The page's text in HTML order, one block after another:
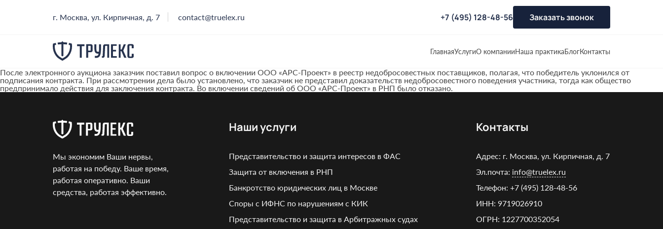
г. Москва, ул. Кирпичная, д. 7 contact@truelex.ru +7 (495) 128-48-56 Заказать звонок
ГлавнаяУслугиО компанииНаша практикаБлогКонтакты
После электронного аукциона заказчик поставил вопрос о включении ООО «АРС-Проект» в реестр недобросовестных поставщиков, полагая, что победитель уклонился от
подписания контракта. При рассмотрении дела было установлено, что заказчик не представил доказательств недобросовестного поведения участника, тогда как общество
предпринимало действия для заключения контракта. Во включении сведений об ООО «АРС-Проект» в РНП было отказано.
Мы экономим Ваши нервы,
работая на победу. Ваше время,
работая оперативно. Ваши
средства, работая эффективно.
Наши услуги
Представительство и защита интересов в ФАС
Защита от включения в РНП
Банкротство юридических лиц в Москве
Споры с ИФНС по нарушениям с КИК
Представительство и защита в Арбитражных судах
Контакты
Адрес: г. Москва, ул. Кирпичная, д. 7
Эл.почта: info@truelex.ru
Телефон: +7 (495) 128‑48‑56
ИНН: 9719026910
ОГРН: 1227700352054